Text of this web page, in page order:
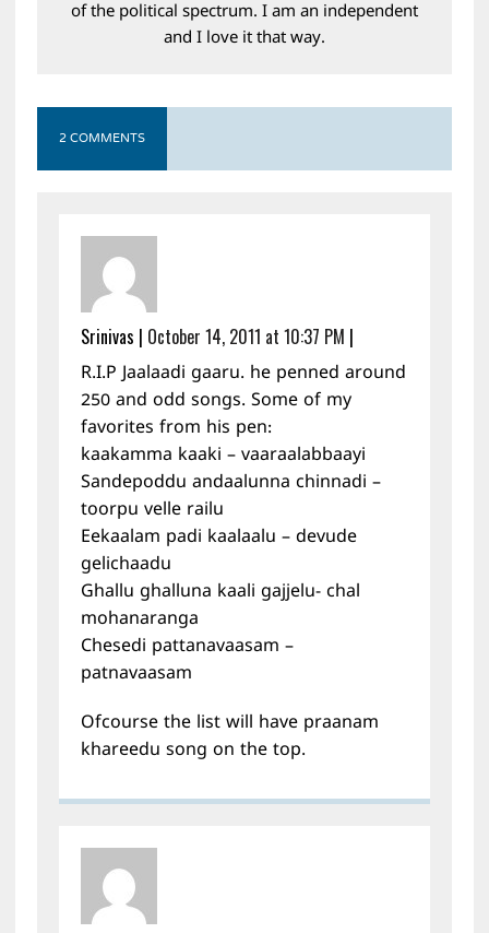
of the political spectrum. I am an independent
and I love it that way.
2 COMMENTS
Srinivas | October 14, 2011 at 10:37 PM |
R.I.P Jaalaadi gaaru. he penned around
250 and odd songs. Some of my
favorites from his pen:
kaakamma kaaki – vaaraalabbaayi
Sandepoddu andaalunna chinnadi –
toorpu velle railu
Eekaalam padi kaalaalu – devude
gelichaadu
Ghallu ghalluna kaali gajjelu- chal
mohanaranga
Chesedi pattanavaasam –
patnavaasam
Ofcourse the list will have praanam
khareedu song on the top.